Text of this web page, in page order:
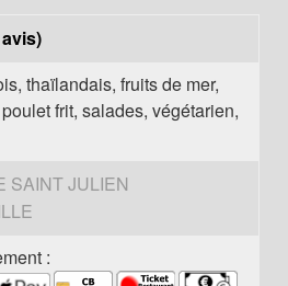
thaïlandais, fruits de mer,
frit, salades, végétarien,
SAINT JULIEN
: